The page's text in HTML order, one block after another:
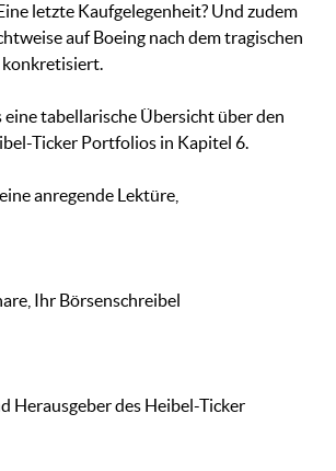
letzte Kaufgelegenheit? Und zudem
auf Boeing nach dem tragischen
konkretisiert.
eine tabellarische Übersicht über den
Ticker Portfolios in Kapitel 6.
anregende Lektüre,
Ihr Börsenschreibel
Herausgeber des Heibel-Ticker